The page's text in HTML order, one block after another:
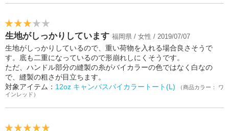
生地がしっかりしています 福岡県 / 女性 / 2019/07/07
生地がしっかりしているので、重い荷物を入れる場合良さそうで
す。底も二重になっているので形崩れしにくそうです。
ただ、ハンドル部分の縫製の糸がバイカラーの色ではなく白なの
で、縫製の粗さが目立ちます。
対象アイテム： 12oz キャンバスバイカラートート(L)
（商品カラー： ワ
インレッド）